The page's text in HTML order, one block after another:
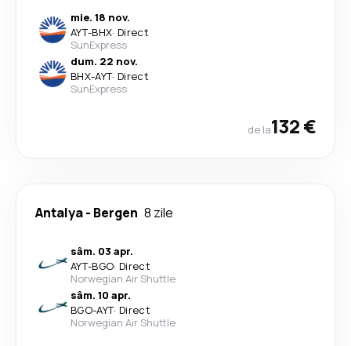
mie. 18 nov.
AYT-BHX· Direct
SunExpress
dum. 22 nov.
BHX-AYT· Direct
SunExpress
de la132 €
Antalya- Bergen 8 zile
sâm. 03 apr.
AYT-BGO· Direct
Norwegian Air Shuttle
sâm. 10 apr.
BGO-AYT· Direct
Norwegian Air Shuttle